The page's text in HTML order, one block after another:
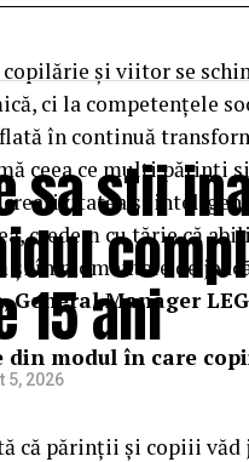
copilărie și viitor se
ci la competențele
în continuă
ceea ce mulți părinți
și
credem cu tărie că
și în momentele de
General Manager
din modul în care
că părinții și copiii
sa stii
15 ani
5, 2026